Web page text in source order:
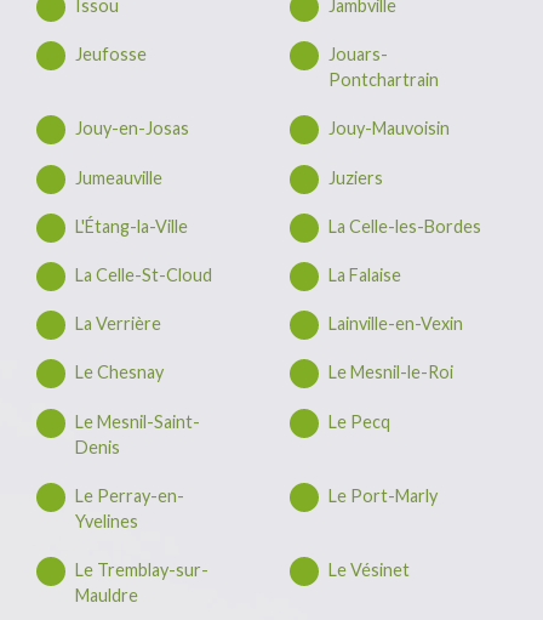
Issou Jambville
Jeufosse
Jouars-
Pontchartrain
Jouy-en-Josas Jouy-Mauvoisin
Jumeauville Juziers
L'Étang-la-Ville La Celle-les-Bordes
La Celle-St-Cloud La Falaise
La Verrière Lainville-en-Vexin
Le Chesnay Le Mesnil-le-Roi
Le Mesnil-Saint-
Denis
Le Pecq
Le Perray-en-
Yvelines
Le Port-Marly
Le Tremblay-sur-
Mauldre
Le Vésinet